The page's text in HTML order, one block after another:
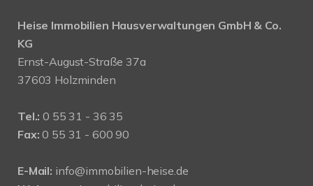
Heise Immobilien Hausverwaltungen GmbH & Co.
KG
Ernst-August-Straße 37a
37603 Holzminden
Tel.: 0 55 31 - 36 35
Fax: 0 55 31 - 600 90
E-Mail: info@immobilien-heise.de